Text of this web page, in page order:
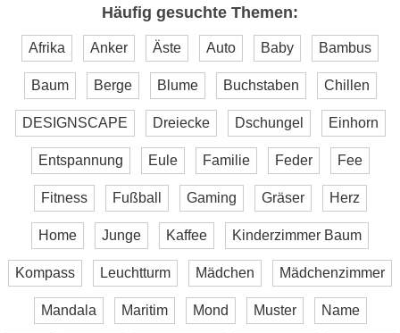
Häufig gesuchte Themen:
Afrika Anker Äste Auto Baby Bambus
Baum Berge Blume Buchstaben Chillen
DESIGNSCAPE Dreiecke Dschungel Einhorn
Entspannung Eule Familie Feder Fee
Fitness Fußball Gaming Gräser Herz
Home Junge Kaffee Kinderzimmer Baum
Kompass Leuchtturm Mädchen Mädchenzimmer
Mandala Maritim Mond Muster Name